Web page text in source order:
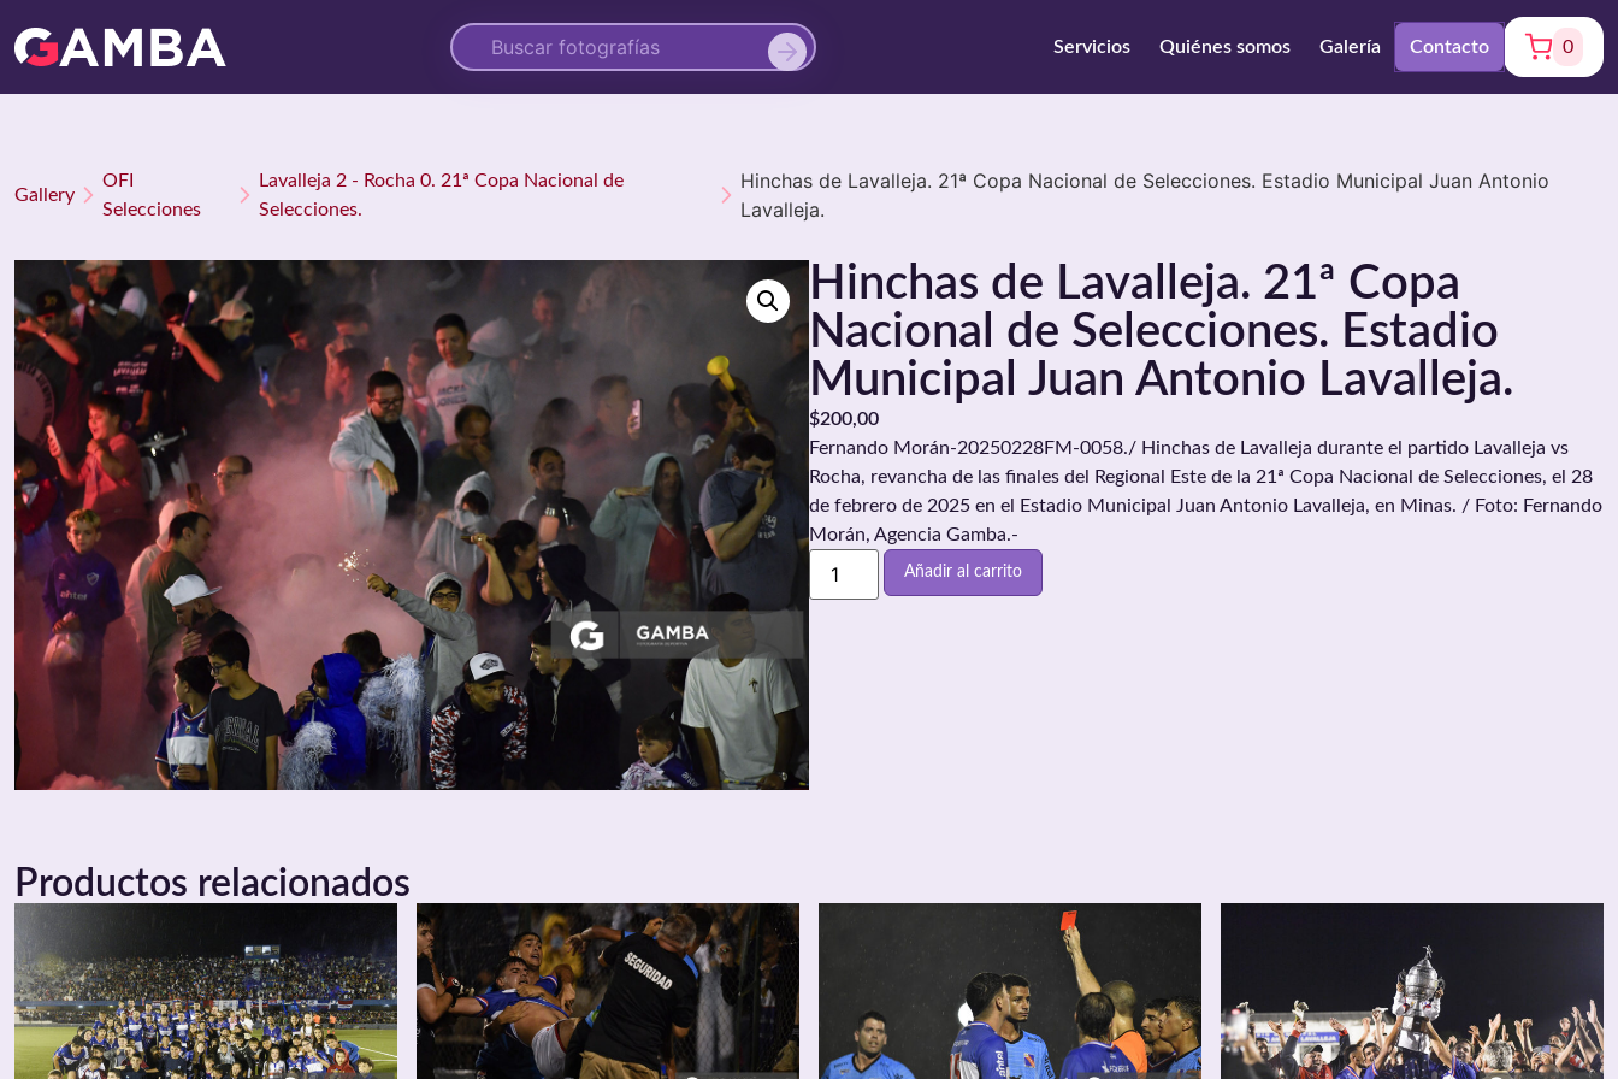
Servicios Quiénes somos Galería Contacto 0
Gallery
OFI
Selecciones
Lavalleja 2 - Rocha 0. 21ª Copa Nacional de
Selecciones.
Hinchas de Lavalleja. 21ª Copa Nacional de Selecciones. Estadio Municipal Juan Antonio
Lavalleja.
Hinchas de Lavalleja. 21ª Copa
Nacional de Selecciones. Estadio
Municipal Juan Antonio Lavalleja.
$200,00
Fernando Morán-20250228FM-0058./ Hinchas de Lavalleja durante el partido Lavalleja vs
Rocha, revancha de las finales del Regional Este de la 21ª Copa Nacional de Selecciones, el 28
de febrero de 2025 en el Estadio Municipal Juan Antonio Lavalleja, en Minas. / Foto: Fernando
Morán, Agencia Gamba.-
Añadir al carrito
Productos relacionados